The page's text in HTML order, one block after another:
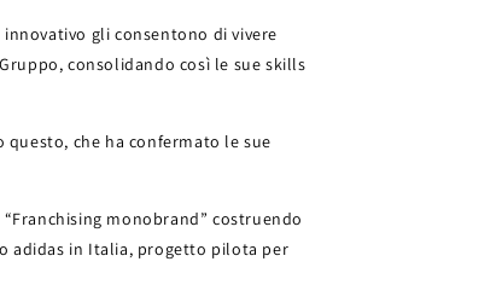
gli consentono di vivere
consolidando così le sue skills
questo, che ha confermato le sue
monobrand” costruendo
adidas in Italia, progetto pilota per